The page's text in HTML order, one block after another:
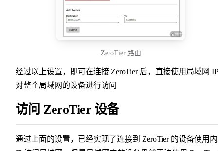
ZeroTier 路由
经过以上设置，即可在连接 ZeroTier 后，直接使用局域网 IP
对整个局域网的设备进行访问
访问 ZeroTier 设备
通过上面的设置，已经实现了连接到 ZeroTier 的设备使用